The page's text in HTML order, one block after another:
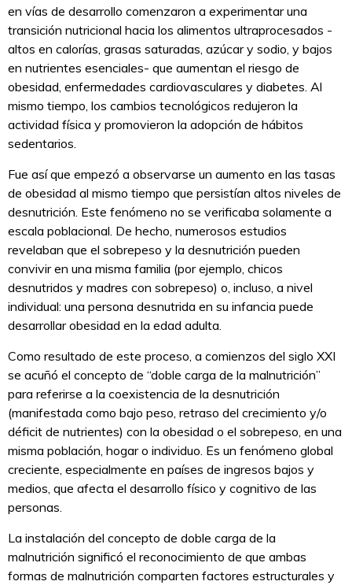
en vías de desarrollo comenzaron a experimentar una
transición nutricional hacia los alimentos ultraprocesados -
altos en calorías, grasas saturadas, azúcar y sodio, y bajos
en nutrientes esenciales- que aumentan el riesgo de
obesidad, enfermedades cardiovasculares y diabetes. Al
mismo tiempo, los cambios tecnológicos redujeron la
actividad física y promovieron la adopción de hábitos
sedentarios.
Fue así que empezó a observarse un aumento en las tasas
de obesidad al mismo tiempo que persistían altos niveles de
desnutrición. Este fenómeno no se verificaba solamente a
escala poblacional. De hecho, numerosos estudios
revelaban que el sobrepeso y la desnutrición pueden
convivir en una misma familia (por ejemplo, chicos
desnutridos y madres con sobrepeso) o, incluso, a nivel
individual: una persona desnutrida en su infancia puede
desarrollar obesidad en la edad adulta.
Como resultado de este proceso, a comienzos del siglo XXI
se acuñó el concepto de “doble carga de la malnutrición”
para referirse a la coexistencia de la desnutrición
(manifestada como bajo peso, retraso del crecimiento y/o
déficit de nutrientes) con la obesidad o el sobrepeso, en una
misma población, hogar o individuo. Es un fenómeno global
creciente, especialmente en países de ingresos bajos y
medios, que afecta el desarrollo físico y cognitivo de las
personas.
La instalación del concepto de doble carga de la
malnutrición significó el reconocimiento de que ambas
formas de malnutrición comparten factores estructurales y